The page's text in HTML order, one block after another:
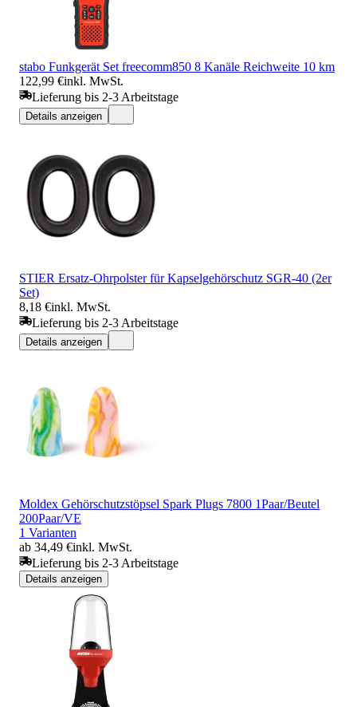
stabo Funkgerät Set freecomm850 8 Kanäle Reichweite 10 km
122,99 €inkl. MwSt.
Lieferung bis 2-3 Arbeitstage
Details anzeigen
STIER Ersatz-Ohrpolster für Kapselgehörschutz SGR-40 (2er
Set)
8,18 €inkl. MwSt.
Lieferung bis 2-3 Arbeitstage
Details anzeigen
Moldex Gehörschutzstöpsel Spark Plugs 7800 1Paar/Beutel
200Paar/VE
1 Varianten
ab 34,49 €inkl. MwSt.
Lieferung bis 2-3 Arbeitstage
Details anzeigen